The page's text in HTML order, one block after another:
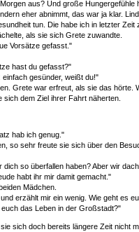
aus? Und große
eher abnimmt, das war ja klar.
tun. Die habe ich in letzter
als sie sich Grete zuwandte.
Vorsätze gefasst."
hast du gefasst?"
gesünder, weißt du!"
Grete war erfreut, als sie das
dem Ziel ihrer Fahrt näherten.
hab ich genug."
so sehr freute sie sich über den
so überfallen haben? Aber wir
habt ihr mir damit gemacht."
Mädchen.
erzählt mir ein wenig. Wie geht es
das Leben in der Großstadt?"
sich doch bereits längere Zeit nicht